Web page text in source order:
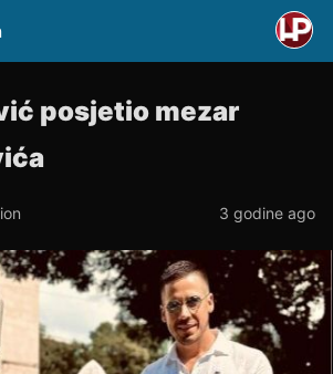
posjetio mezar
3 godine ago